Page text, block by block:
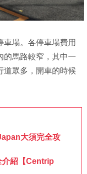
車場。各停車場費用
的馬路較窄，其中一
道眾多，開車的時候
大須完全攻
介紹【Centrip